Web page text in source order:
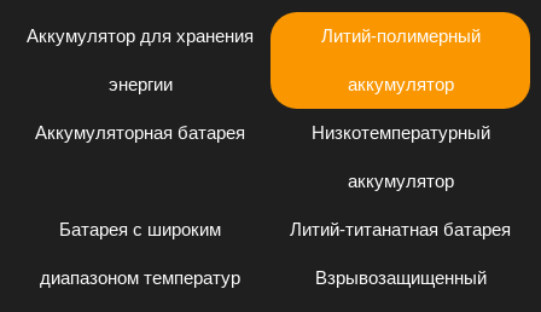
Аккумулятор для хранения
энергии
Литий-полимерный
аккумулятор
Аккумуляторная батарея Низкотемпературный
аккумулятор
Батарея с широким
диапазоном температур
Литий-титанатная батарея
Взрывозащищенный